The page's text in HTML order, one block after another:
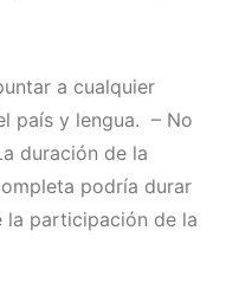
a cualquier
país y lengua. – No
duración de la
podría durar
la participación de la